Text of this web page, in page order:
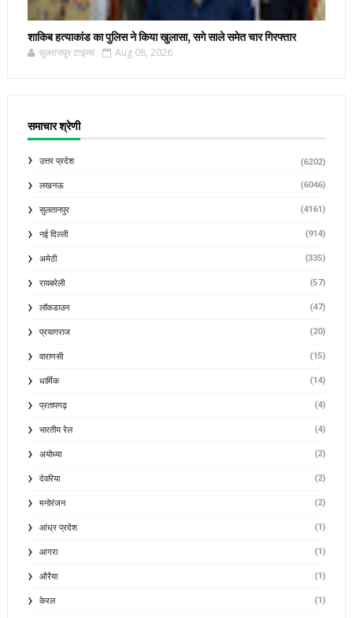
शाकिब हत्याकांड का पुलिस ने किया खुलासा, सगे साले समेत चार गिरफ्तार
सुल्तानपुर टाइम्स Aug 08, 2026
समाचार श्रेणी
उत्तर प्रदेश (6202)
लखनऊ (6046)
सुलतानपुर (4161)
नई दिल्ली (914)
अमेठी (335)
रायबरेली (57)
लॉकडाउन (47)
प्रयागराज (20)
वाराणसी (15)
धार्मिक (14)
प्रतापगढ़ (4)
भारतीय रेल (4)
अयोध्या (2)
देवरिया (2)
मनोरंजन (2)
आंध्र प्रदेश (1)
आगरा (1)
औरैया (1)
केरल (1)